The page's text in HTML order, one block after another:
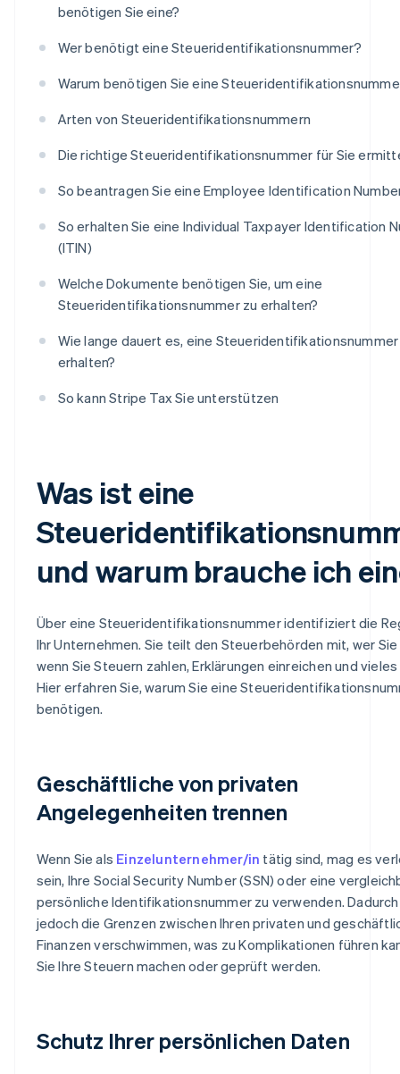
benötigen Sie eine?
Wer benötigt eine Steueridentifikationsnummer?
Warum benötigen Sie eine
Arten von Steueridentifikationsnummern
Die richtige Steueridentifikationsnummer für Sie
So beantragen Sie eine Employee Identification
So erhalten Sie eine Individual Taxpayer Identification
(ITIN)
Welche Dokumente benötigen Sie, um eine
Steueridentifikationsnummer zu erhalten?
Wie lange dauert es, eine
erhalten?
So kann Stripe Tax Sie unterstützen
Was ist eine
und warum brauche ich
Über eine Steueridentifikationsnummer identifiziert die
Ihr Unternehmen. Sie teilt den Steuerbehörden mit, wer Sie
wenn Sie Steuern zahlen, Erklärungen einreichen und vieles
Hier erfahren Sie, warum Sie eine
benötigen.
Geschäftliche von privaten
Angelegenheiten trennen
Wenn Sie als Einzelunternehmer/in tätig sind, mag es
sein, Ihre Social Security Number (SSN) oder eine
persönliche Identifikationsnummer zu verwenden.
jedoch die Grenzen zwischen Ihren privaten und
Finanzen verschwimmen, was zu Komplikationen führen
Sie Ihre Steuern machen oder geprüft werden.
Schutz Ihrer persönlichen Daten